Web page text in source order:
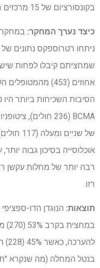
בקונסורציום של 15 מרכזים רפואיים אקדמיים בארה"ב.
כיצד נערך המחקר: במחקר
שמחציתם קיבלו לפחות
הסיבות השכיחות ביותר היו
של
אוכלוסייה בסיכון גבוה
רבה יותר של מחלות עקשן
רזו.
תוצאות: הנוגדן הדו-
בנטל המחלה (מה שנקרא